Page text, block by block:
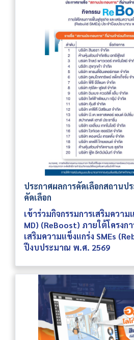
ประกาศผลการคัดเลือกสถานป
คัดเลือก
เข้าร่วมกิจกรรมการเสริมความ
MD) (ReBoost) ภายใต้โครง
เสริมความแข็งแกร่ง SMEs
ปีงบประมาณ พ.ศ. 2569